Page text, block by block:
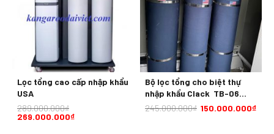
Lọc tổng cao cấp nhập khẩu
USA
289.000.000₫
269.000.000₫
Bộ lọc tổng cho biệt thự
nhập khẩu Clack TB-06
Softener
245.000.000₫ 150.000.000₫